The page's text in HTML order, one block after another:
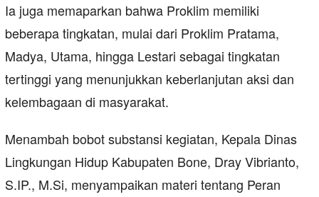
Ia juga memaparkan bahwa Proklim memiliki
beberapa tingkatan, mulai dari Proklim Pratama,
Madya, Utama, hingga Lestari sebagai tingkatan
tertinggi yang menunjukkan keberlanjutan aksi dan
kelembagaan di masyarakat.
Menambah bobot substansi kegiatan, Kepala Dinas
Lingkungan Hidup Kabupaten Bone, Dray Vibrianto,
S.IP., M.Si, menyampaikan materi tentang Peran